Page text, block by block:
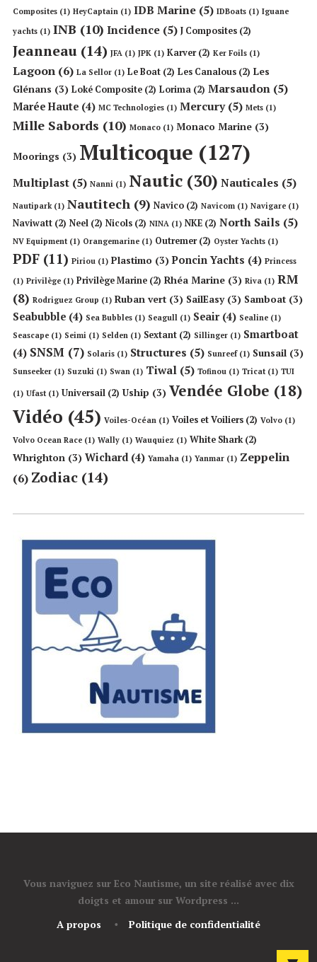
Composites (1) HeyCaptain (1) IDB Marine (5) IDBoats (1) Iguane
yachts (1) INB (10) Incidence (5) J Composites (2)
Jeanneau (14) JFA (1) JPK (1) Karver(2) Ker Foils (1)
Lagoon (6) La Sellor (1) Le Boat (2) Les Canalous (2) Les
Glénans (3) Loké Composite (2) Lorima (2) Marsaudon (5)
Marée Haute (4) MC Technologies (1) Mercury(5) Mets (1)
Mille Sabords (10) Monaco (1) Monaco Marine (3)
Moorings (3) Multicoque (127)
Multiplast (5) Nanni (1) Nautic (30) Nauticales (5)
Nautipark (1) Nautitech (9) Navico (2) Navicom (1) Navigare (1)
Naviwatt (2) Neel (2) Nicols (2) NINA (1) NKE (2) North Sails (5)
NV Equipment (1) Orangemarine (1) Outremer(2) Oyster Yachts (1)
PDF (11) Piriou (1) Plastimo (3) Poncin Yachts (4) Princess
(1) Privilège (1) Privilège Marine (2) Rhéa Marine (3) Riva (1) RM
(8) Rodriguez Group (1) Ruban vert (3) SailEasy(3) Samboat (3)
Seabubble (4) Sea Bubbles (1) Seagull (1) Seair(4) Sealine (1)
Seascape (1) Seimi (1) Selden (1) Sextant (2) Sillinger (1) Smartboat
(4) SNSM (7) Solaris (1) Structures (5) Sunreef(1) Sunsail (3)
Sunseeker (1) Suzuki (1) Swan (1) Tiwal (5) Tofinou (1) Tricat (1) TUI
(1) Ufast (1) Universail (2) Uship (3) Vendée Globe (18)
Vidéo (45) Voiles-Océan (1) Voiles et Voiliers (2) Volvo (1)
Volvo Ocean Race (1) Wally (1) Wauquiez (1) White Shark(2)
Whrighton (3) Wichard (4) Yamaha (1) Yanmar (1) Zeppelin
(6) Zodiac (14)
Vous naviguez sur Eco Nautisme, un site réalisé avec dix
doigts et amour sur Wordpress ...
A propos
Politique de confidentialité